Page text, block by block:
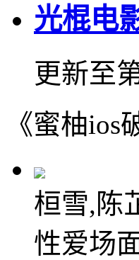
光棍电
更新至
《蜜柚
桓雪,陈
性爱场